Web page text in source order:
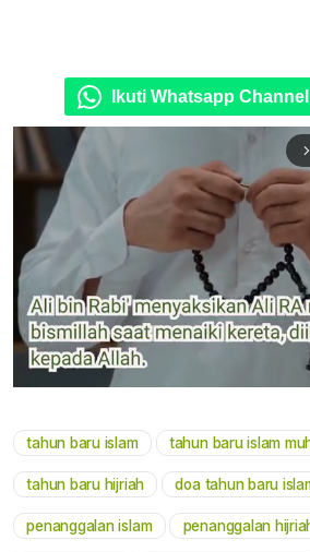
Ikuti Whatsapp
arrow_forward_ios
tahun baru islam tahun baru islam
tahun baru hijriah doa tahun baru
penanggalan islam penanggalan